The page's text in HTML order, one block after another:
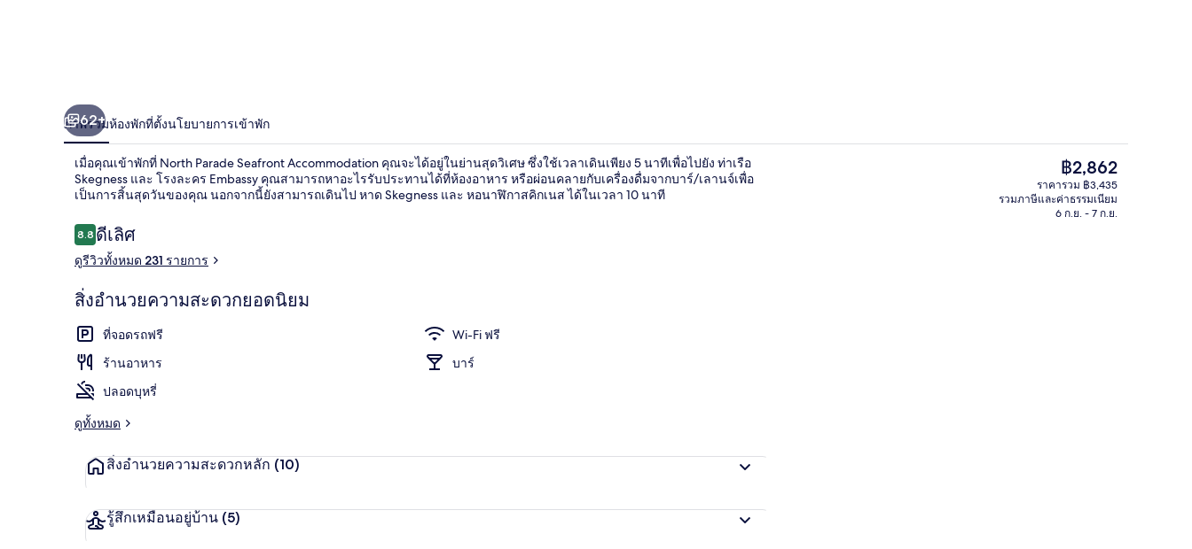
Wi-Fi ฟรี, ผ้าปูที่นอน
62+
ภาพรวมห้องพักที่ตั้งนโยบายการเข้าพัก
เมื่อคุณเข้าพักที่ North Parade Seafront Accommodation คุณจะได้อยู่ในย่านสุดวิเศษ ซึ่งใช้เวลาเดินเพียง 5 นาทีเพื่อไปยัง ท่าเรือ
Skegness และ โรงละคร Embassy คุณสามารถหาอะไรรับประทานได้ที่ห้องอาหาร หรือผ่อนคลายกับเครื่องดื่มจากบาร์/เลานจ์เพื่อ
เป็นการสิ้นสุดวันของคุณ นอกจากนี้ยังสามารถเดินไป หาด Skegness และ หอนาฬิกาสคิกเนส ได้ในเวลา 10 นาที
รีวิว
8.88.8 จาก 10
ดีเลิศ
ดูรีวิวทั้งหมด 231 รายการ
สิ่งอำนวยความสะดวกยอดนิยม
ที่จอดรถฟรี
Wi-Fi ฟรี
ร้านอาหาร
บาร์
ปลอดบุหรี่
ดูทั้งหมด
สิ่งอำนวยความสะดวกหลัก (10)
รู้สึกเหมือนอยู่บ้าน (5)
ราคา
ปัจจุบัน
฿2,862
฿2,862
ราคารวม ฿3,435
รวมภาษีและค่าธรรมเนียม
6 ก.ย. - 7 ก.ย.